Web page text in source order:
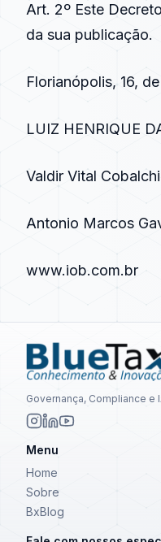
Art. 2º Este
da sua publicação.
Florianópolis, 16,
LUIZ HENRIQUE
Valdir Vital
Antonio Marcos
www.iob.com.br
Governança, Compliance e
Menu
Home
Sobre
BxBlog